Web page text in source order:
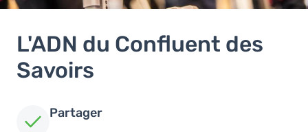
L'ADN du Confluent des
Savoirs
Partager